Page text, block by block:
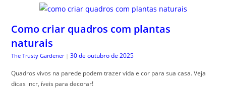
Como criar quadros com plantas
naturais
The Trusty Gardener | 30 de outubro de 2025
Quadros vivos na parede podem trazer vida e cor para sua casa. Veja
dicas incr, íveis para decorar!